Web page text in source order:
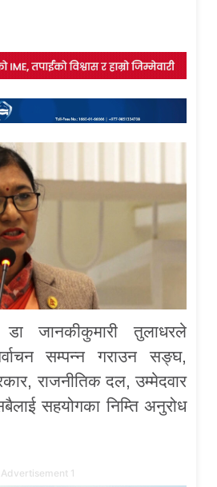
जानकीकुमारी तुलाधरले
सम्पन्न गराउन सङ्घ,
राजनीतिक दल, उम्मेदवार
सहयोगका निम्ति अनुरोध
Advertisement 1